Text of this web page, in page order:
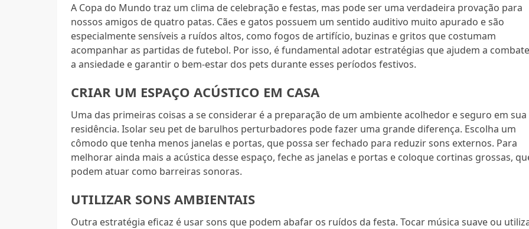
A Copa do Mundo traz um clima de celebração e festas, mas pode ser uma verdadeira provação para
nossos amigos de quatro patas. Cães e gatos possuem um sentido auditivo muito apurado e são
especialmente sensíveis a ruídos altos, como fogos de artifício, buzinas e gritos que costumam
acompanhar as partidas de futebol. Por isso, é fundamental adotar estratégias que ajudem a
a ansiedade e garantir o bem-estar dos pets durante esses períodos festivos.
CRIAR UM ESPAÇO ACÚSTICO EM CASA
Uma das primeiras coisas a se considerar é a preparação de um ambiente acolhedor e seguro em sua
residência. Isolar seu pet de barulhos perturbadores pode fazer uma grande diferença. Escolha um
cômodo que tenha menos janelas e portas, que possa ser fechado para reduzir sons externos. Para
melhorar ainda mais a acústica desse espaço, feche as janelas e portas e coloque cortinas grossas,
podem atuar como barreiras sonoras.
UTILIZAR SONS AMBIENTAIS
Outra estratégia eficaz é usar sons que podem abafar os ruídos da festa. Tocar música suave ou